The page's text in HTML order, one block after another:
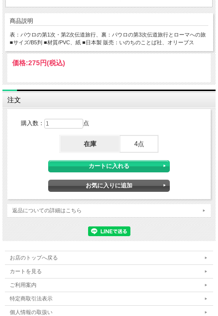
商品説明
表：パウロの第1次・第2次伝道旅行、裏：パウロの第3次伝道旅行とローマへの旅
■サイズ/B5判 ■材質/PVC、紙 ■日本製 販売：いのちのことば社、オリーブス
価格:275円(税込)
注文
購入数： 点
在庫 4点
返品についての詳細はこちら
お店のトップへ戻る
カートを見る
ご利用案内
特定商取引法表示
個人情報の取扱い